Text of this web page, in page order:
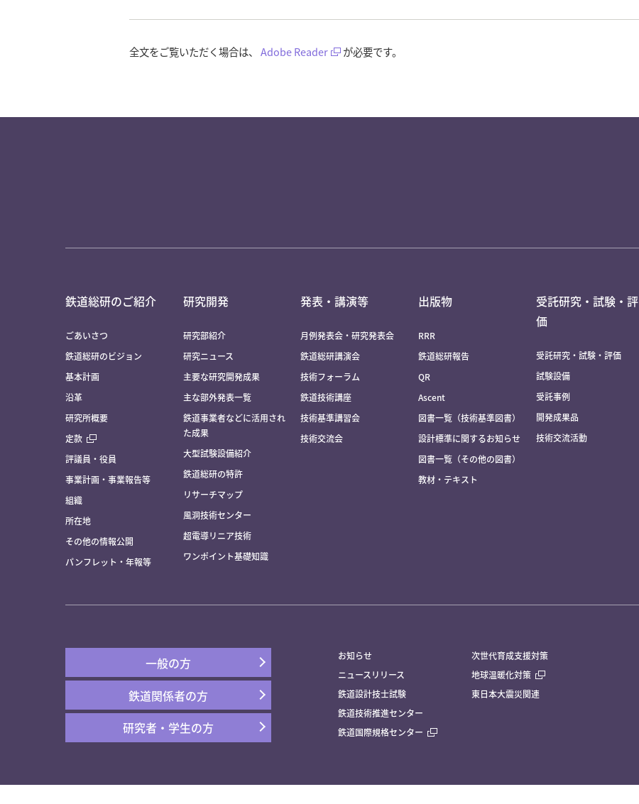
全文をご覧いただく場合は、 Adobe Reader が必要です。
鉄道総研のご紹介
ごあいさつ
鉄道総研のビジョン
基本計画
沿革
研究所概要
定款
評議員・役員
事業計画・事業報告等
組織
所在地
その他の情報公開
パンフレット・年報等
研究開発
研究部紹介
研究ニュース
主要な研究開発成果
主な部外発表一覧
鉄道事業者などに活用され
た成果
大型試験設備紹介
鉄道総研の特許
リサーチマップ
風洞技術センター
超電導リニア技術
ワンポイント基礎知識
発表・講演等
月例発表会・研究発表会
鉄道総研講演会
技術フォーラム
鉄道技術講座
技術基準講習会
技術交流会
出版物
RRR
鉄道総研報告
QR
Ascent
図書一覧（技術基準図書）
設計標準に関するお知らせ
図書一覧（その他の図書）
教材・テキスト
受託研究・試験・評
価
受託研究・試験・評価
試験設備
受託事例
開発成果品
技術交流活動
一般の方
鉄道関係者の方
研究者・学生の方
お知らせ
ニュースリリース
鉄道設計技士試験
鉄道技術推進センター
鉄道国際規格センター
次世代育成支援対策
地球温暖化対策
東日本大震災関連